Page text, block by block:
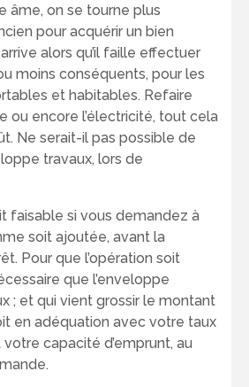
âme, on se tourne plus
pour acquérir un bien
alors qu’il faille effectuer
moins conséquents, pour les
et habitables. Refaire
ou encore l’électricité, tout cela
Ne serait-il pas possible de
travaux, lors de
faisable si vous demandez à
soit ajoutée, avant la
Pour que l’opération soit
que l’enveloppe
; et qui vient grossir le montant
en adéquation avec votre taux
capacité d’emprunt, au